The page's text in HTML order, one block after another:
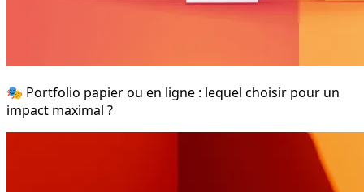
🎭 Portfolio papier ou en ligne : lequel choisir pour un
impact maximal ?